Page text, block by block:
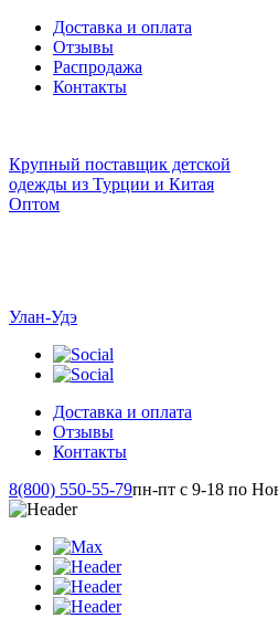
Доставка и оплата
Отзывы
Распродажа
Контакты
Крупный поставщик детской
одежды из Турции и Китая
Оптом
Улан-Удэ
Доставка и оплата
Отзывы
Контакты
8(800) 550-55-79пн-пт с 9-18 по